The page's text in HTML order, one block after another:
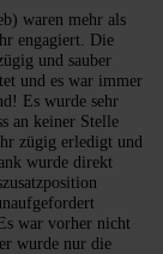
waren mehr als
engagiert. Die
und sauber
und es war immer
Es wurde sehr
an keiner Stelle
zügig erledigt und
wurde direkt
war vorher nicht
wurde nur die